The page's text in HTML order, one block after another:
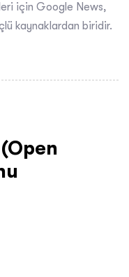
için Google News,
kaynaklardan biridir.